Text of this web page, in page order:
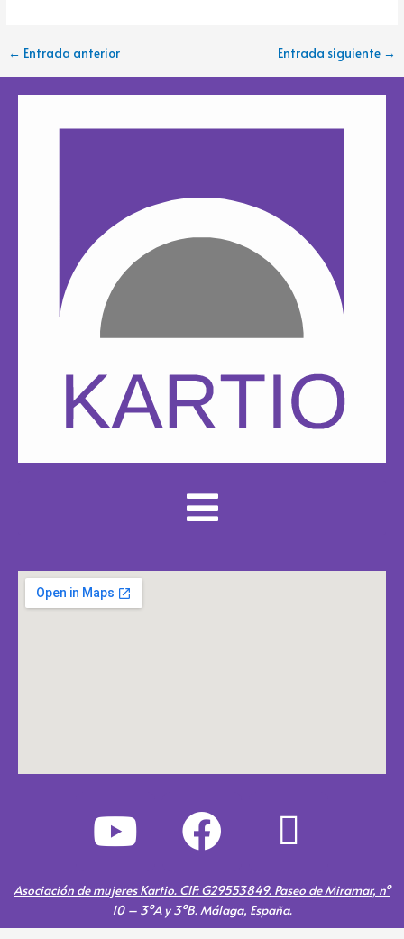
← Entrada anterior Entrada siguiente →
Y
o
u
F
a
c
E
n
v
Asociación de mujeres Kartio. CIF: G29553849. Paseo de Miramar, nº
10 – 3ºA y 3ºB. Málaga, España.